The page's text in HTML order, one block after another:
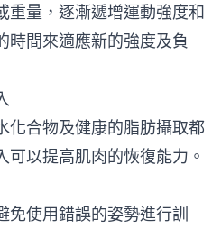
重量，逐漸遞增運動強度和
時間來適應新的強度及負
化合物及健康的脂肪攝取都
以提高肌肉的恢復能力。
免使用錯誤的姿勢進行訓